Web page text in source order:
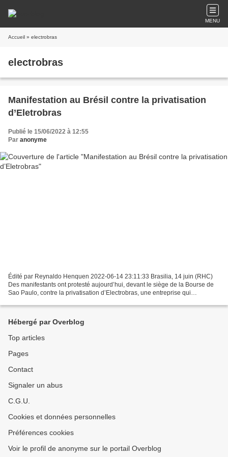
MENU
Accueil » electrobras
electrobras
Manifestation au Brésil contre la privatisation
d’Eletrobras
Publié le 15/06/2022 à 12:55
Par anonyme
Édité par Reynaldo Henquen 2022-06-14 23:11:33 Brasilia, 14 juin (RHC)
Des manifestants ont protesté aujourd’hui, devant le siège de la Bourse de
Sao Paulo, contre la privatisation d’Electrobras, une entreprise qui
Hébergé par Overblog
Top articles
Pages
Contact
Signaler un abus
C.G.U.
Cookies et données personnelles
Préférences cookies
Voir le profil de anonyme sur le portail Overblog